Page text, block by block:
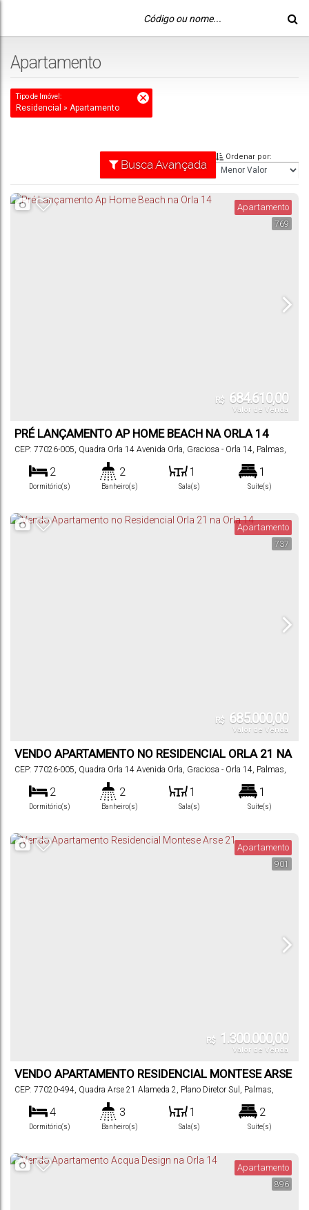
Apartamento
Tipo de Imóvel:
Residencial » Apartamento
Busca Avançada
Ordenar por:
769
Apartamento
R$ 684.610,00
Valor de Venda
PRÉ LANÇAMENTO AP HOME BEACH NA ORLA 14
CEP: 77026-005, Quadra Orla 14 Avenida Orla, Graciosa - Orla 14, Palmas,
2
Dormitório(s)
2
Banheiro(s)
1
Sala(s)
1
Suíte(s)
Vaga(s) Útil:
737
Apartamento
R$ 685.000,00
Valor de Venda
VENDO APARTAMENTO NO RESIDENCIAL ORLA 21 NA
ORLA 14
CEP: 77026-005, Quadra Orla 14 Avenida Orla, Graciosa - Orla 14, Palmas,
2
Dormitório(s)
2
Banheiro(s)
1
Sala(s)
1
Suíte(s)
Vaga(s) Útil:
901
Apartamento
R$ 1.300.000,00
Valor de Venda
VENDO APARTAMENTO RESIDENCIAL MONTESE ARSE
21
CEP: 77020-494, Quadra Arse 21 Alameda 2, Plano Diretor Sul , Palmas,
4
Dormitório(s)
3
Banheiro(s)
1
Sala(s)
2
Suíte(s)
Vaga(s) Útil:
896
Apartamento